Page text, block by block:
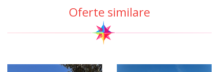
Oferte similare